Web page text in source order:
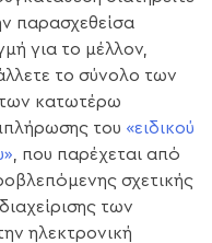
παρασχεθείσα
για το μέλλον,
το σύνολο των
κατωτέρω
του «ειδικού
, που παρέχεται από
σχετικής
των
ηλεκτρονική